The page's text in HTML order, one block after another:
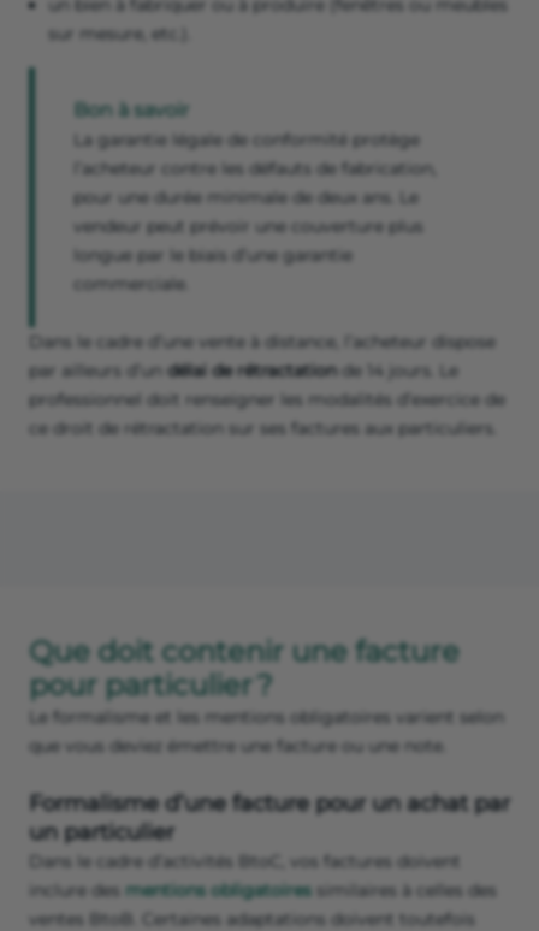
un bien à fabriquer ou à produire (fenêtres ou meubles
sur mesure, etc.).
Bon à savoir
La garantie légale de conformité protège
l’acheteur contre les défauts de fabrication,
pour une durée minimale de deux ans. Le
vendeur peut prévoir une couverture plus
longue par le biais d’une garantie
commerciale.
Dans le cadre d’une vente à distance, l’acheteur dispose
par ailleurs d’un délai de rétractationde 14 jours. Le
professionnel doit renseigner les modalités d’exercice de
ce droit de rétractation sur ses factures aux particuliers.
Que doit contenir une facture
pour particulier ?
Le formalisme et les mentions obligatoires varient selon
que vous deviez émettre une facture ou une note.
Formalisme d’une facture pour un achat par
un particulier
Dans le cadre d’activités BtoC, vos factures doivent
inclure des mentions obligatoires similaires à celles des
ventes BtoB. Certaines adaptations doivent toutefois